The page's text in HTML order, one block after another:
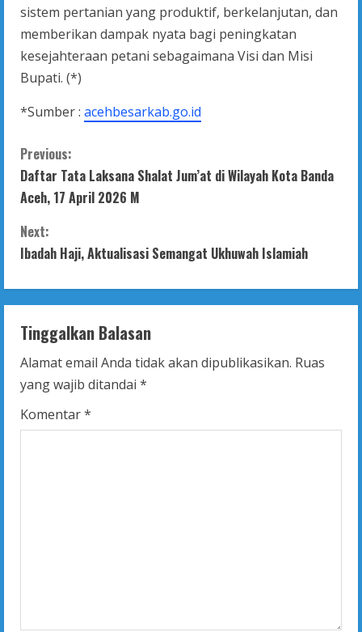
sistem pertanian yang produktif, berkelanjutan, dan
memberikan dampak nyata bagi peningkatan
kesejahteraan petani sebagaimana Visi dan Misi
Bupati. (*)
*Sumber : acehbesarkab.go.id
C
o
n
t
i
n
u
e
R
Previous:
Daftar Tata Laksana Shalat Jum’at di Wilayah Kota Banda
Aceh, 17 April 2026 M
Next:
Ibadah Haji, Aktualisasi Semangat Ukhuwah Islamiah
Tinggalkan Balasan
Alamat email Anda tidak akan dipublikasikan. Ruas
yang wajib ditandai *
Komentar*